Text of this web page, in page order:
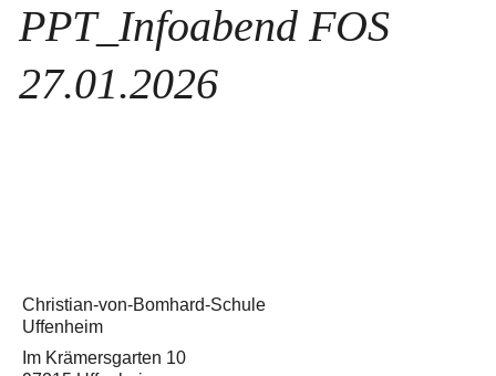
PPT_Infoabend FOS
27.01.2026
Christian-von-Bomhard-Schule
Uffenheim
Im Krämersgarten 10